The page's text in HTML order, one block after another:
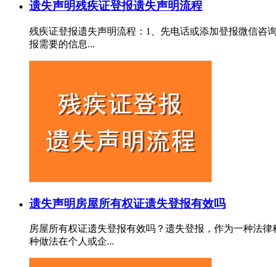
遗失声明残疾证登报遗失声明流程
残疾证登报遗失声明流程：1、先电话或添加登报微信咨
报需要的信息...
遗失声明 房屋所有权证遗失登报有效吗
房屋所有权证遗失登报有效吗？遗失登报，作为一种法
种做法在个人或企...